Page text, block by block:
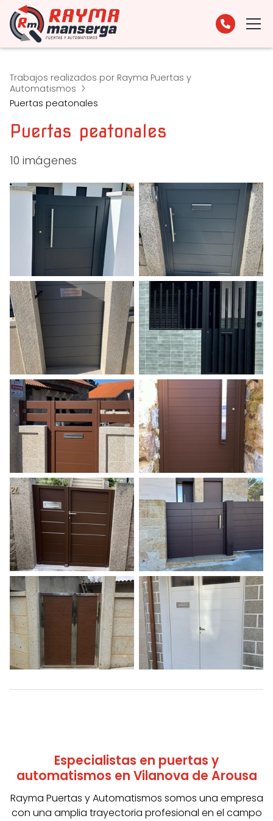
Trabajos realizados por Rayma Puertas y
Automatismos
Puertas peatonales
Puertas peatonales
10 imágenes
Especialistas en puertas y
automatismos en Vilanova de Arousa
Rayma Puertas y Automatismos somos una empresa
con una amplia trayectoria profesional en el campo